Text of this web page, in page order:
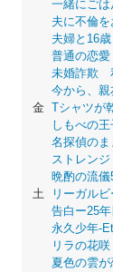
一緒にご
夫に不倫
夫婦と16
普通の恋愛
未婚詐欺
今から、親
金 Tシャツが
しもべの王
名探偵のま
ストレン
晩酌の流
土
リーガルビ
告白ー25
永久少年-
リラの花
夏色の雲